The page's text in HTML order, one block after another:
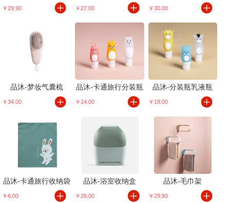
￥29.90 ￥27.00 ￥30.00
品沐-梦妆气囊梳
￥34.00
品沐-卡通旅行分装瓶
￥14.00
品沐-分装瓶乳液瓶
￥18.00
品沐-卡通旅行收纳袋
￥6.00
品沐-浴室收纳盒
￥26.00
品沐-毛巾架
￥29.90